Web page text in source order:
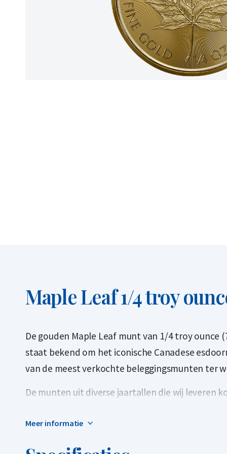
Maple Leaf 1/4 troy
De gouden Maple Leaf munt van 1/4 troy ounce
staat bekend om het iconische Canadese
van de meest verkochte beleggingsmunten ter
De munten uit diverse jaartallen die wij leveren
beleggingsmunt met een puurheid van 99,99%
Meer informatie